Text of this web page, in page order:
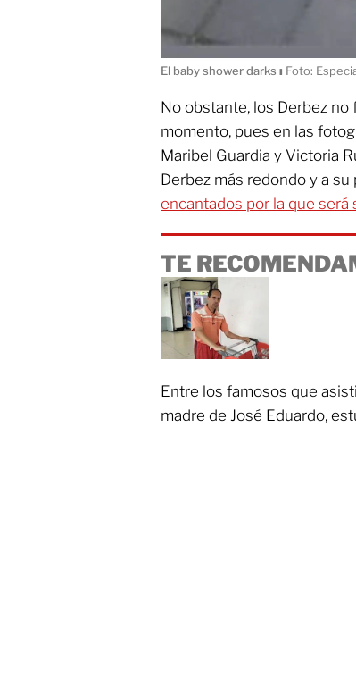
El baby shower darks ı Foto:
No obstante, los Derbez no
momento, pues en las
Maribel Guardia y Victoria
Derbez más redondo y a
encantados por la que será
TE
Entre los famosos que
madre de José Eduardo,